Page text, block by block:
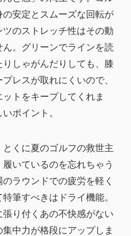
安定とスムーズな回転が
のストレッチ性はその動
。グリーンでラインを読
しゃがんだりしても、膝
レスが取れにくいので、
トをキープしてくれま
ポイント。
とくに夏のゴルフの救世主
いているのを忘れちゃう
ラウンドでの疲労を軽く
筆すべきはドライ機能。
り付くあの不快感がない
中力が格段にアップしま